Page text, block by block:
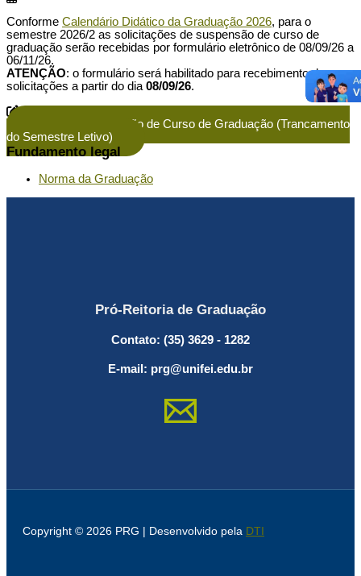
Conforme Calendário Didático da Graduação 2026, para o
semestre 2026/2 as solicitações de suspensão de curso de
graduação serão recebidas por formulário eletrônico de 08/09/26 a
06/11/26.
ATENÇÃO: o formulário será habilitado para recebimento de
solicitações a partir do dia 08/09/26.
Solicitar Suspensão de Curso de Graduação (Trancamento
do Semestre Letivo)
Fundamento legal
Norma da Graduação
Pró-Reitoria de Graduação
Contato: (35) 3629 - 1282
E-mail: prg@unifei.edu.br
Copyright © 2026 PRG | Desenvolvido pela DTI